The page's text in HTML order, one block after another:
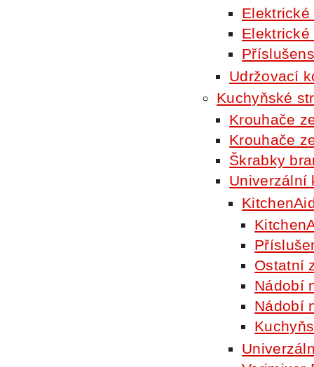
Elektrické
Elektrické
Udržovací
Kuchyňské
Krouhače
Krouhače
Škrabky
Univerzální
Ostatní
Nádobí
Nádobí